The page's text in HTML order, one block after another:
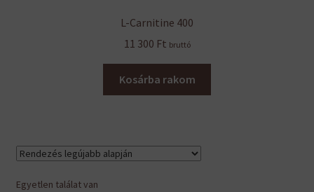
L-Carnitine 400
11 300 Ft bruttó
Kosárba rakom
Egyetlen találat van